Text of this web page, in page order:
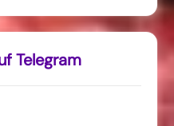
Telegram